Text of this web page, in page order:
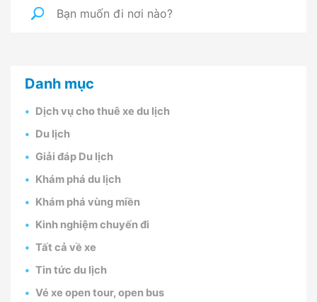
Danh mục
Dịch vụ cho thuê xe du lịch
Du lịch
Giải đáp Du lịch
Khám phá du lịch
Khám phá vùng miền
Kinh nghiệm chuyến đi
Tất cả về xe
Tin tức du lịch
Vé xe open tour, open bus